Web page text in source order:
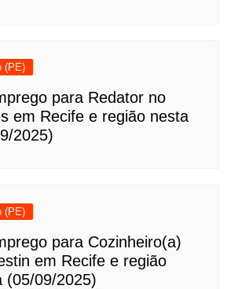
(PE)
para Redator no
em Recife e região nesta
2025)
(PE)
para Cozinheiro(a)
em Recife e região
(05/09/2025)